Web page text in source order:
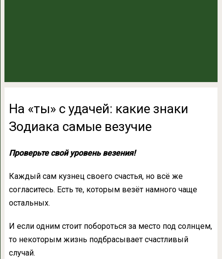
На «ты» с удачей: какие знаки
Зодиака самые везучие
Проверьте свой уровень везения!
Каждый сам кузнец своего счастья, но всё же
согласитесь. Есть те, которым везёт намного чаще
остальных.
И если одним стоит побороться за место под солнцем,
то некоторым жизнь подбрасывает счастливый
случай.